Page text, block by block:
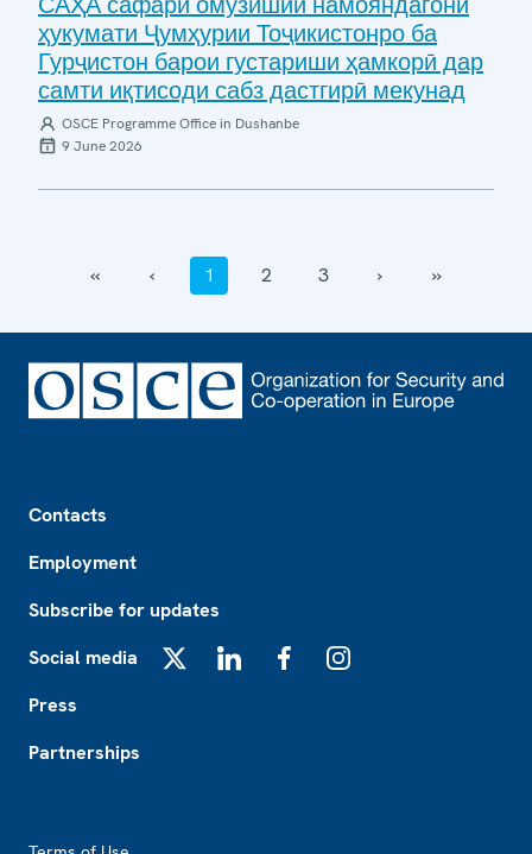
ҳукумати Ҷумҳурии Тоҷикистонро ба
Гурҷистон барои густариши ҳамкорӣ дар
самти иқтисоди сабз дастгирӣ мекунад
OSCE Programme Office in Dushanbe
9 June 2026
‹‹ ‹ 1 2 3 › ››
Contacts
Employment
Subscribe for updates
Social media
Press
Partnerships